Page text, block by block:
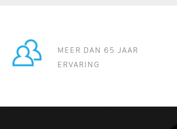
MEER DAN 65 JAAR
ERVARING